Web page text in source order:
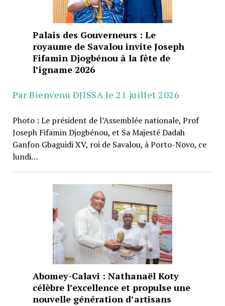
Palais des Gouverneurs : Le
royaume de Savalou invite Joseph
Fifamin Djogbénou à la fête de
l’igname 2026
Par Bienvenu DJISSA le 21 juillet 2026
Photo : Le président de l’Assemblée nationale, Prof
Joseph Fifamin Djogbénou, et Sa Majesté Dadah
Ganfon Gbaguidi XV, roi de Savalou, à Porto-Novo, ce
lundi…
Abomey-Calavi : Nathanaël Koty
célèbre l’excellence et propulse une
nouvelle génération d’artisans